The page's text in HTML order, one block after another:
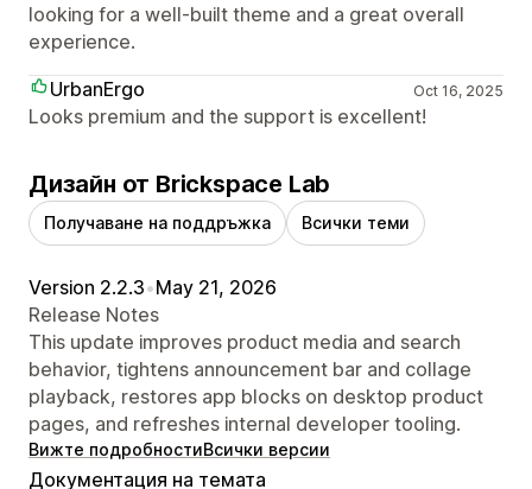
looking for a well-built theme and a great overall
experience.
UrbanErgo
Oct 16, 2025
Looks premium and the support is excellent!
Дизайн от Brickspace Lab
Получаване на поддръжка Всички теми
Version 2.2.3•May 21, 2026
Release Notes
This update improves product media and search
behavior, tightens announcement bar and collage
playback, restores app blocks on desktop product
pages, and refreshes internal developer tooling.
Вижте подробностиВсички версии
Документация на темата